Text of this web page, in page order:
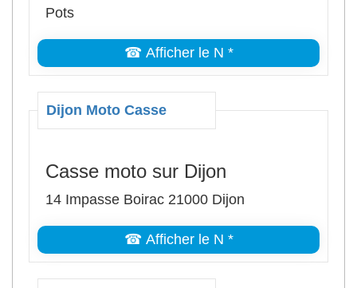
Pots
☎ Afficher le N *
Dijon Moto Casse
Casse moto sur Dijon
14 Impasse Boirac 21000 Dijon
☎ Afficher le N *